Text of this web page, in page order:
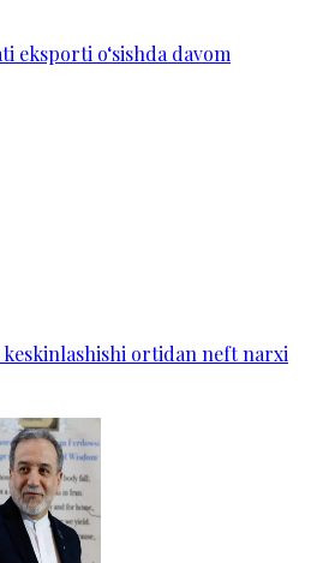
eksporti o‘sishda davom
ortidan neft narxi